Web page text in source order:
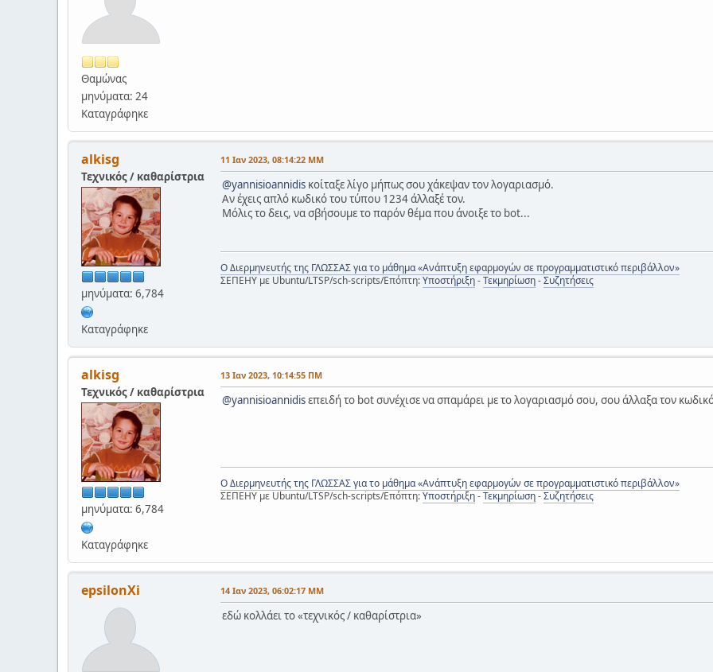
Θαμώνας
μηνύματα: 24
Καταγράφηκε
alkisg
Τεχνικός / καθαρίστρια
μηνύματα: 6,784
Καταγράφηκε
11 Ιαν 2023, 08:14:22 ΜΜ
@yannisioannidis κοίταξε λίγο μήπως σου χάκεψαν τον λογαριασμό.
Αν έχεις απλό κωδικό του τύπου 1234 άλλαξέ τον.
Μόλις το δεις, να σβήσουμε το παρόν θέμα που άνοιξε το bot...
Ο Διερμηνευτής της ΓΛΩΣΣΑΣ για το μάθημα «Ανάπτυξη εφαρμογών σε προγραμματιστικό περιβάλλον»
ΣΕΠΕΗΥ με Ubuntu/LTSP/sch-scripts/Επόπτη:Υποστήριξη-Τεκμηρίωση-Συζητήσεις
alkisg
Τεχνικός / καθαρίστρια
μηνύματα: 6,784
Καταγράφηκε
13 Ιαν 2023, 10:14:55 ΠΜ
@yannisioannidisεπειδή το bot συνέχισε να σπαμάρει με το λογαριασμό σου, σου άλλαξα τον
Ο Διερμηνευτής της ΓΛΩΣΣΑΣ για το μάθημα «Ανάπτυξη εφαρμογών σε προγραμματιστικό περιβάλλον»
ΣΕΠΕΗΥ με Ubuntu/LTSP/sch-scripts/Επόπτη:Υποστήριξη-Τεκμηρίωση-Συζητήσεις
epsilonXi 14 Ιαν 2023, 06:02:17 ΜΜ
εδώ κολλάει το «τεχνικός / καθαρίστρια»